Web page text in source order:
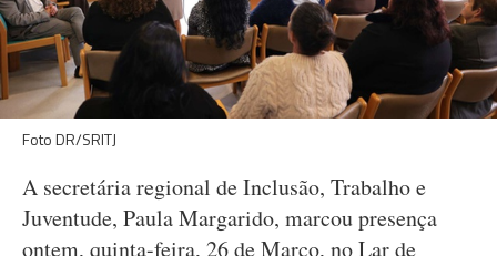
Foto DR/SRITJ
A secretária regional de Inclusão, Trabalho e
Juventude, Paula Margarido, marcou presença
ontem, quinta-feira, 26 de Março, no Lar de